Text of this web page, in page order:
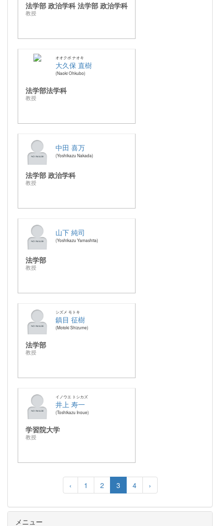
法学部 政治学科 法学部 政治学科
教授
オオクボ ナオキ
大久保 直樹
Naoki Ohkubo
法学部法学科
教授
中田 喜万
Yoshikazu Nakada
法学部 政治学科
教授
山下 純司
Yoshikazu Yamashita
法学部
教授
シズメ モトキ
鎮目 征樹
Motoki Shizume
法学部
教授
イノウエ トシカズ
井上 寿一
Toshikazu Inoue
学習院大学
教授
‹ 1 2 3 4 ›
メニュー